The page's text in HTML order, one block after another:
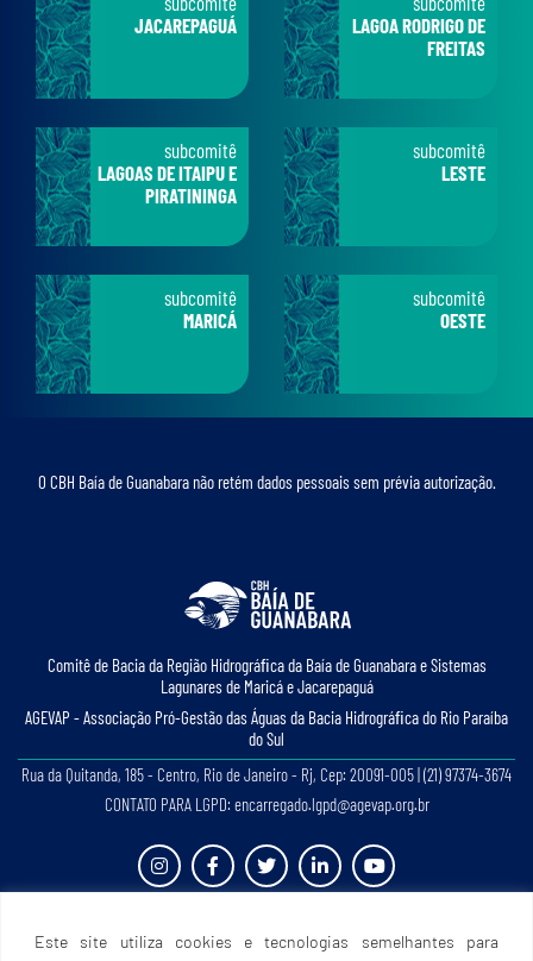
Este site utiliza cookies e tecnologias semelhantes para
JACAREPAGUÁ
LAGOA RODRIGO DE
FREITAS
subcomitê
LAGOAS DE ITAIPU E
PIRATININGA
subcomitê
LESTE
subcomitê
MARICÁ
subcomitê
OESTE
O CBH Baía de Guanabara não retém dados pessoais sem prévia autorização.
Comitê de Bacia da Região Hidrográﬁca da Baía de Guanabara e Sistemas
Lagunares de Maricá e Jacarepaguá
AGEVAP - Associação Pró-Gestão das Águas da Bacia Hidrográﬁca do Rio Paraíba
do Sul
Rua da Quitanda, 185 - Centro, Rio de Janeiro - Rj, Cep: 20091-005 | (21) 97374-3674
CONTATO PARA LGPD: encarregado.lgpd@agevap.org.br